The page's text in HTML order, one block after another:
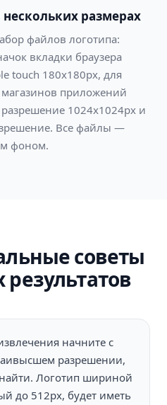
размерах
файлов логотипа:
вкладки браузера
touch 180x180px, для
приложений
1024x1024px и
Все файлы —
фоном.
советы
начните с
разрешении,
Логотип шириной
до 512px, будет иметь